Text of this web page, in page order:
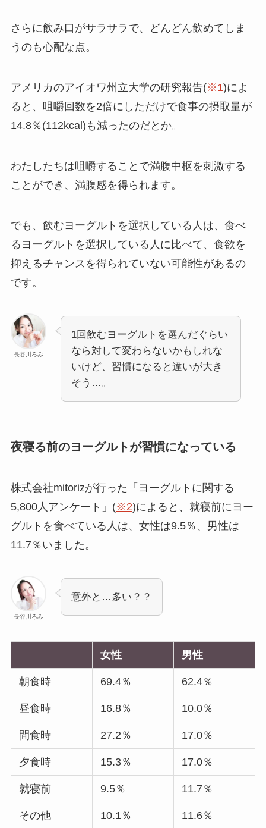
さらに飲み口がサラサラで、どんどん飲めてしま
うのも心配な点。
アメリカのアイオワ州立大学の研究報告(※1)によ
ると、咀嚼回数を2倍にしただけで食事の摂取量が
14.8％(112kcal)も減ったのだとか。
わたしたちは咀嚼することで満腹中枢を刺激する
ことができ、満腹感を得られます。
でも、飲むヨーグルトを選択している人は、食べ
るヨーグルトを選択している人に比べて、食欲を
抑えるチャンスを得られていない可能性があるの
です。
長谷川ろみ
1回飲むヨーグルトを選んだぐらい
なら対して変わらないかもしれな
いけど、習慣になると違いが大き
そう…。
夜寝る前のヨーグルトが習慣になっている
株式会社mitorizが行った「ヨーグルトに関する
5,800人アンケート」(※2)によると、就寝前にヨー
グルトを食べている人は、女性は9.5％、男性は
11.7％いました。
長谷川ろみ
意外と…多い？？
女性 男性
朝食時 69.4％ 62.4％
昼食時 16.8％ 10.0％
間食時 27.2％ 17.0％
夕食時 15.3％ 17.0％
就寝前 9.5％ 11.7％
その他 10.1％ 11.6％